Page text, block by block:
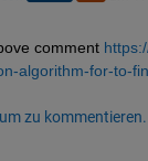
comment
algorithm-for-to-
zu kommentieren.